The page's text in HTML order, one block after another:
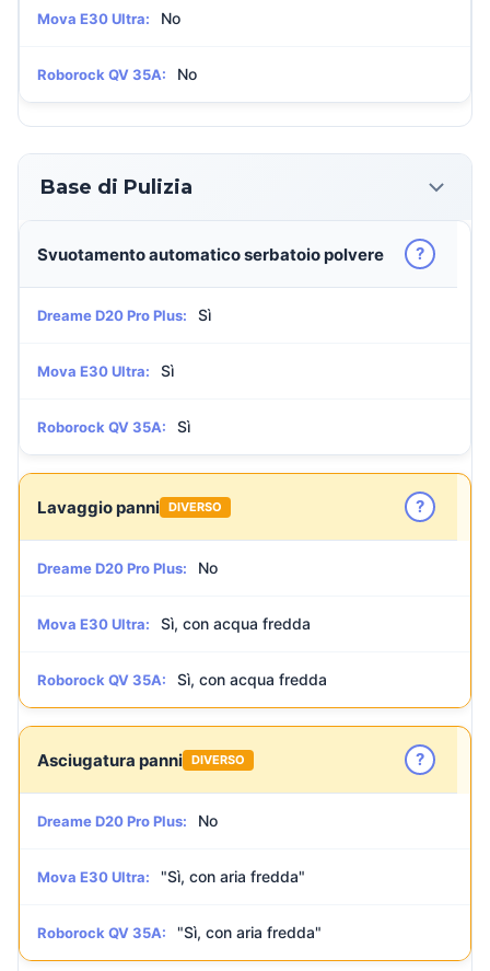
Mova E30 Ultra: No
Roborock QV 35A: No
Base di Pulizia
Svuotamento automatico serbatoio polvere ?
Dreame D20 Pro Plus: Sì
Mova E30 Ultra: Sì
Roborock QV 35A: Sì
Lavaggio panni DIVERSO ?
Dreame D20 Pro Plus: No
Mova E30 Ultra: Sì, con acqua fredda
Roborock QV 35A: Sì, con acqua fredda
Asciugatura panni DIVERSO ?
Dreame D20 Pro Plus: No
Mova E30 Ultra: "Sì, con aria fredda"
Roborock QV 35A: "Sì, con aria fredda"